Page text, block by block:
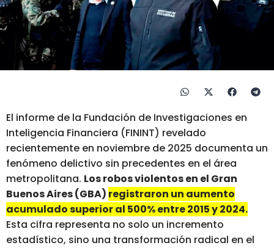
El informe de la Fundación de Investigaciones en
Inteligencia Financiera (FININT) revelado
recientemente en noviembre de 2025 documenta un
fenómeno delictivo sin precedentes en el área
metropolitana. Los robos violentos en el Gran
Buenos Aires (GBA) registraron un aumento
acumulado superior al 500% entre 2015 y 2024.
Esta cifra representa no solo un incremento
estadístico, sino una transformación radical en el